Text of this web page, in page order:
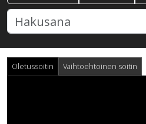
Oletussoitin Vaihtoehtoinen soitin